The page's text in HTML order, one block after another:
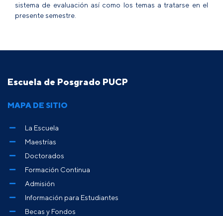
sistema de evaluación así como los temas a tratarse en el
presente semestre.
Escuela de Posgrado PUCP
MAPA DE SITIO
La Escuela
Maestrías
Doctorados
Formación Continua
Admisión
Información para Estudiantes
Becas y Fondos